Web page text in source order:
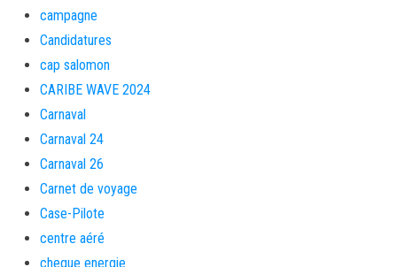
campagne
Candidatures
cap salomon
CARIBE WAVE 2024
Carnaval
Carnaval 24
Carnaval 26
Carnet de voyage
Case-Pilote
centre aéré
cheque energie